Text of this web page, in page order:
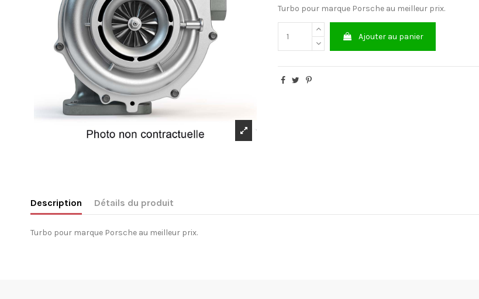
Turbo pour marque Porsche au meilleur prix.
Ajouter au panier
Description Détails du produit
Turbo pour marque Porsche au meilleur prix.